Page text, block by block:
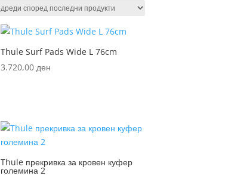
Thule Surf Pads Wide L 76cm
3.720,00ден
Thule прекривка за кровен куфер
големина 2